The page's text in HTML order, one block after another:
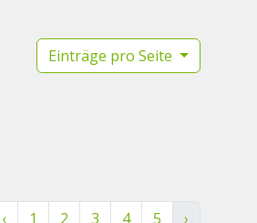
Einträge pro Seite
‹ 1 2 3 4 5 ›